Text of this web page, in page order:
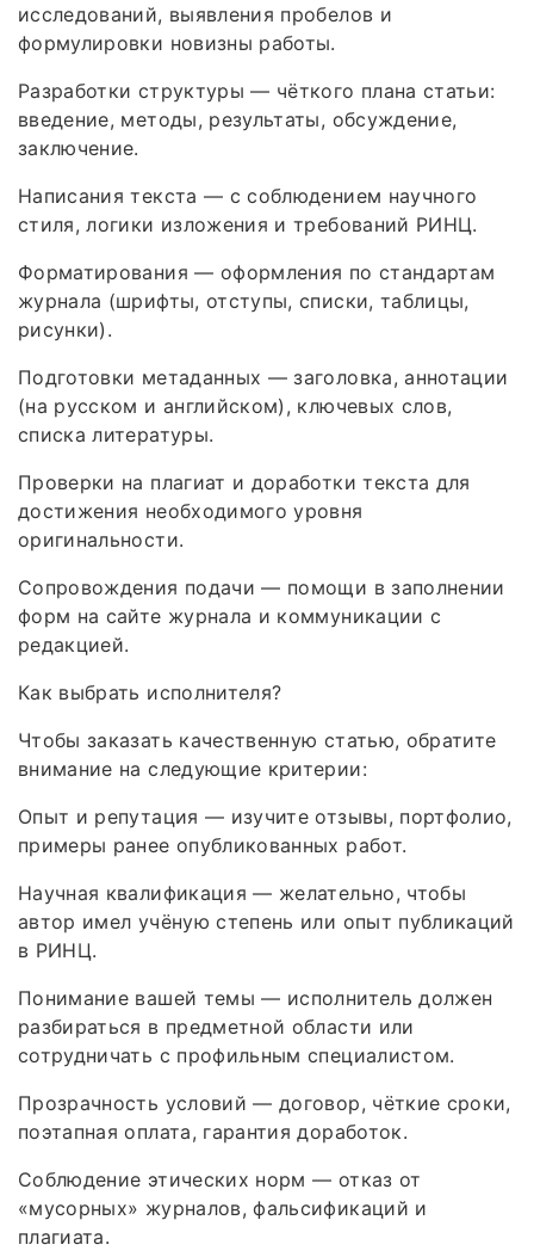
исследований, выявления пробелов и
формулировки новизны работы.
Разработки структуры — чёткого плана статьи:
введение, методы, результаты, обсуждение,
заключение.
Написания текста — с соблюдением научного
стиля, логики изложения и требований РИНЦ.
Форматирования — оформления по стандартам
журнала (шрифты, отступы, списки, таблицы,
рисунки).
Подготовки метаданных — заголовка, аннотации
(на русском и английском), ключевых слов,
списка литературы.
Проверки на плагиат и доработки текста для
достижения необходимого уровня
оригинальности.
Сопровождения подачи — помощи в заполнении
форм на сайте журнала и коммуникации с
редакцией.
Как выбрать исполнителя?
Чтобы заказать качественную статью, обратите
внимание на следующие критерии:
Опыт и репутация — изучите отзывы, портфолио,
примеры ранее опубликованных работ.
Научная квалификация — желательно, чтобы
автор имел учёную степень или опыт публикаций
в РИНЦ.
Понимание вашей темы — исполнитель должен
разбираться в предметной области или
сотрудничать с профильным специалистом.
Прозрачность условий — договор, чёткие сроки,
поэтапная оплата, гарантия доработок.
Соблюдение этических норм — отказ от
«мусорных» журналов, фальсификаций и
плагиата.